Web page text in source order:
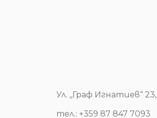
Ул. ,,Граф Игнатиев“ 23,
тел.: +359 87 847 7093